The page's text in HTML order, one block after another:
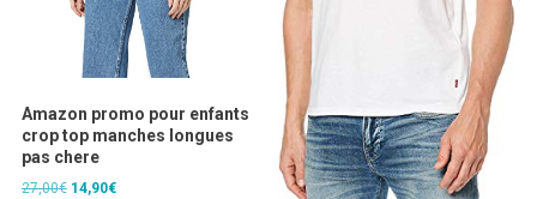
Amazon promo pour enfants
crop top manches longues
pas chere
27,00€ Le
14,90€Le